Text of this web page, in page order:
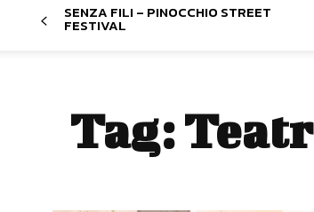
SENZA FILI – PINOCCHIO STREET
FESTIVAL
Tag: